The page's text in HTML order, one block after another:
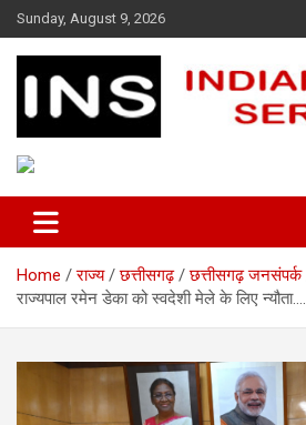
Skip
to
content
Sunday, August 9, 2026
Indian News Service
Home राज्य छत्तीसगढ़
छत्तीसगढ़ जनसंपर्क
राज्यपाल रमेन डेका को स्वदेशी मेले के लिए न्यौता….